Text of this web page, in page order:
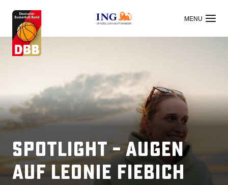
OFFIZIELLER HAUPTSPONSOR
SPOTLIGHT – Augen
auf Leonie Fiebich